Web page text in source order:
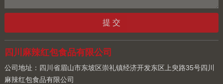
四川麻辣红包食品有限公司
公司地址：四川省眉山市东坡区崇礼镇经济开发东区上臾路35号四川
麻辣红包食品有限公司